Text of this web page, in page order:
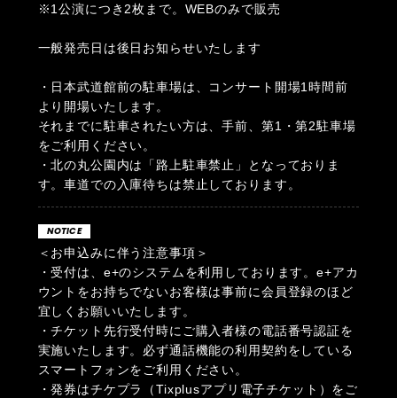
※1公演につき2枚まで。WEBのみで販売
一般発売日は後日お知らせいたします
・日本武道館前の駐車場は、コンサート開場1時間前
より開場いたします。
それまでに駐車されたい方は、手前、第1・第2駐車場
をご利用ください。
・北の丸公園内は「路上駐車禁止」となっておりま
す。車道での入庫待ちは禁止しております。
NOTICE
＜お申込みに伴う注意事項＞
・受付は、e+のシステムを利用しております。e+アカ
ウントをお持ちでないお客様は事前に会員登録のほど
宜しくお願いいたします。
・チケット先行受付時にご購入者様の電話番号認証を
実施いたします。必ず通話機能の利用契約をしている
スマートフォンをご利用ください。
・発券はチケプラ（Tixplusアプリ電子チケット）をご